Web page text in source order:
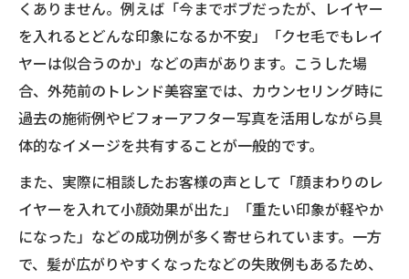
くありません。例えば「今までボブだったが、レイヤー
を入れるとどんな印象になるか不安」「クセ毛でもレイ
ヤーは似合うのか」などの声があります。こうした場
合、外苑前のトレンド美容室では、カウンセリング時に
過去の施術例やビフォーアフター写真を活用しながら具
体的なイメージを共有することが一般的です。
また、実際に相談したお客様の声として「顔まわりのレ
イヤーを入れて小顔効果が出た」「重たい印象が軽やか
になった」などの成功例が多く寄せられています。一方
で、髪が広がりやすくなったなどの失敗例もあるため、